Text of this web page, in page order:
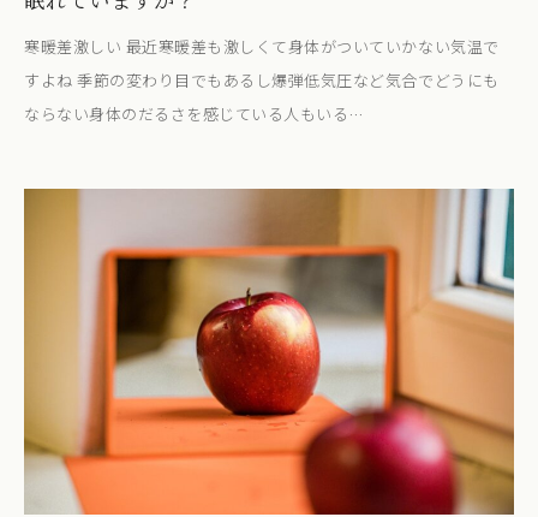
寒暖差激しい 最近寒暖差も激しくて身体がついていかない気温で
すよね 季節の変わり目でもあるし爆弾低気圧など気合でどうにも
ならない身体のだるさを感じている人もいる…